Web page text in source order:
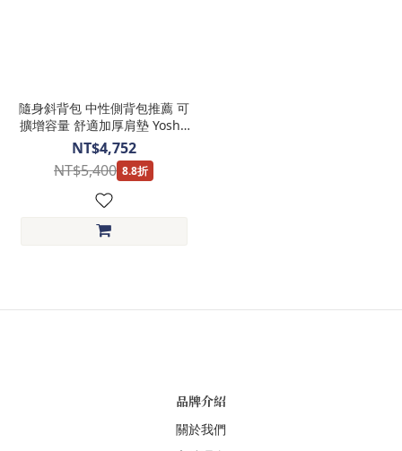
隨身斜背包 中性側背包推薦 可
擴增容量 舒適加厚肩墊 Yoshii
RE-10407-德國a/u質感包袋
NT$4,752
NT$5,400 8.8折
品牌介紹
關於我們